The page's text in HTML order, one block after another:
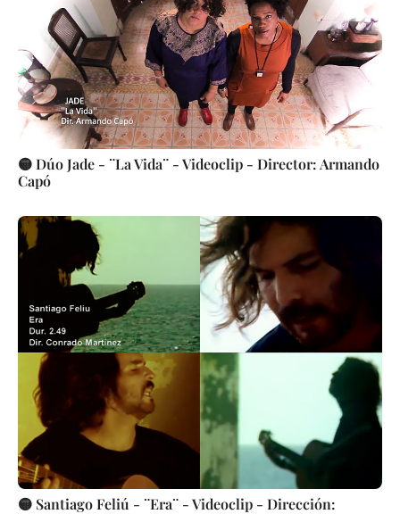
🟡 Dúo Jade - ¨La Vida¨ - Videoclip - Director: Armando
Capó
🟡 Santiago Feliú - ¨Era¨ - Videoclip - Dirección: